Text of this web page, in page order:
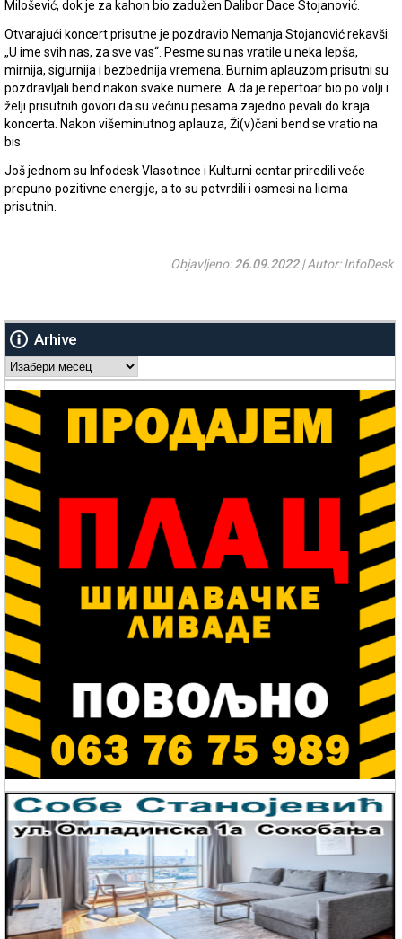
Milošević, dok je za kahon bio zadužen Dalibor Dace Stojanović.
Otvarajući koncert prisutne je pozdravio Nemanja Stojanović rekavši:
„U ime svih nas, za sve vas“. Pesme su nas vratile u neka lepša,
mirnija, sigurnija i bezbednija vremena. Burnim aplauzom prisutni su
pozdravljali bend nakon svake numere. A da je repertoar bio po volji i
želji prisutnih govori da su većinu pesama zajedno pevali do kraja
koncerta. Nakon višeminutnog aplauza, Ži(v)čani bend se vratio na
bis.
Još jednom su Infodesk Vlasotince i Kulturni centar priredili veče
prepuno pozitivne energije, a to su potvrdili i osmesi na licima
prisutnih.
Objavljeno:26.09.2022| Autor: InfoDesk
Arhive
Arhive